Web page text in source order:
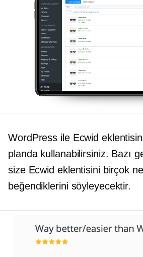
WordPress ile Ecwid
planda kullanabilirsiniz. Bazı
size Ecwid eklentisini birçok
beğendiklerini söyleyecektir.